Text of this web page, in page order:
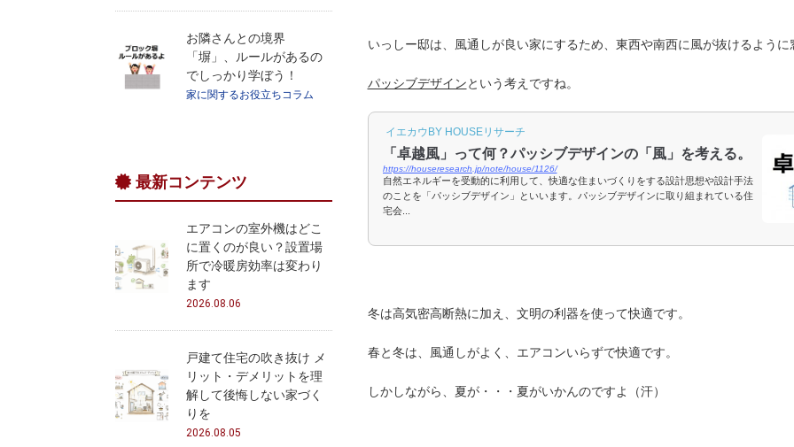
いっしー邸は、風通しが良い家にするため、東西や南西に風が抜けるよう
パッシブデザインという考えですね。
イエカウBY HOUSEリサーチ
「卓越風」って何？パッシブデザインの「風」を考える。
https://houseresearch.jp/note/house/1126/
自然エネルギーを受動的に利用して、快適な住まいづくりをする設計思想や設計手法
のことを「パッシブデザイン」といいます。パッシブデザインに取り組まれている住
宅会...
冬は高気密高断熱に加え、文明の利器を使って快適です。
春と冬は、風通しがよく、エアコンいらずで快適です。
しかしながら、夏が・・・夏がいかんのですよ（汗）
お隣さんとの境界
「塀」、ルールがあるの
でしっかり学ぼう！
家に関するお役立ちコラム
最新コンテンツ
エアコンの室外機はどこ
に置くのが良い？設置場
所で冷暖房効率は変わり
ます
2026.08.06
戸建て住宅の吹き抜け メ
リット・デメリットを理
解して後悔しない家づく
りを
2026.08.05